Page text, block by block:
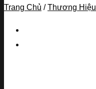
Trang Chủ / Thương